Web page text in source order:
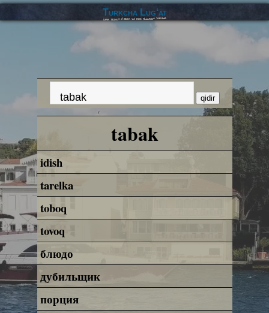
Turkcha Lug‘at
turk tilidan o‘zbek va rus tillariga tarjima
tabak
idish
tarelka
toboq
tovoq
блюдо
дубильщик
порция